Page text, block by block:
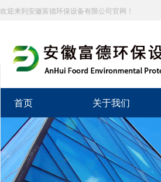
欢迎来到安徽富德环保设备有限公司官网！
首页 关于我们
分享到
微信
百度贴吧
豆瓣
QQ好友
QQ空间